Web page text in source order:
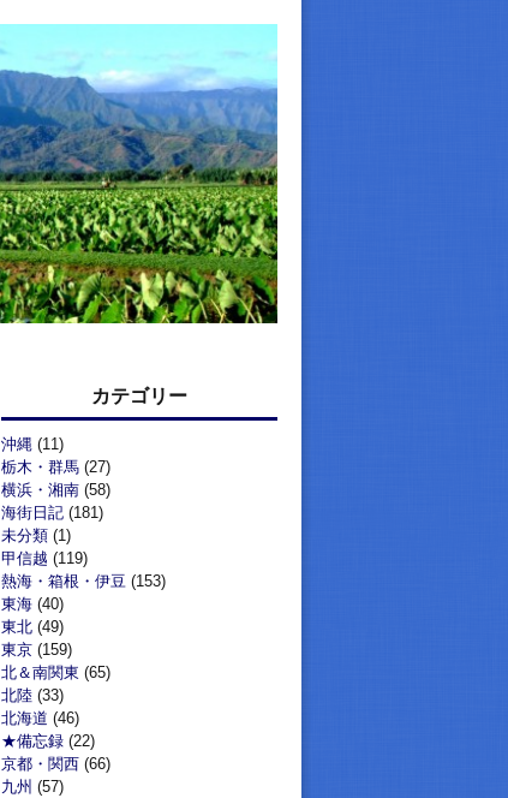
カテゴリー
沖縄 (11)
栃木・群馬 (27)
横浜・湘南 (58)
海街日記 (181)
未分類 (1)
甲信越 (119)
熱海・箱根・伊豆 (153)
東海 (40)
東北 (49)
東京 (159)
北＆南関東 (65)
北陸 (33)
北海道 (46)
★備忘録 (22)
京都・関西 (66)
九州 (57)